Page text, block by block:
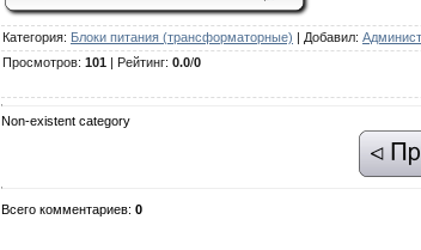
Категория: Блоки питания (трансформаторные) | Добавил:
Просмотров: 101 | Рейтинг: 0.0/0
Non-existent category
Всего комментариев: 0